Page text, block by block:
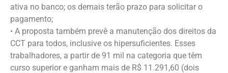
ativa no banco; os demais terão prazo para solicitar o
pagamento;
• A proposta também prevê a manutenção dos direitos da
CCT para todos, inclusive os hipersuficientes. Esses
trabalhadores, a partir de 91 mil na categoria que têm
curso superior e ganham mais de R$ 11.291,60 (dois